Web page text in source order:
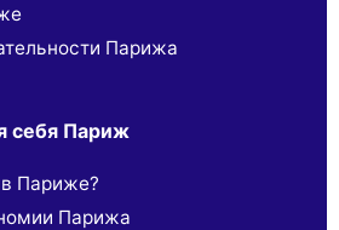
Парижа
себя Париж
Париже?
Парижа